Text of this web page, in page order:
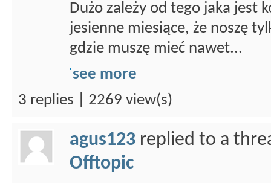
Dużo zależy od tego jaka jest
jesienne miesiące, że noszę
gdzie muszę mieć nawet...
see more
3 replies | 2269 view(s)
agus123 replied to a
Offtopic